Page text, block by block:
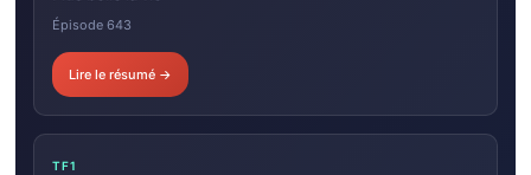
Épisode 643
Lire le résumé →
TF1